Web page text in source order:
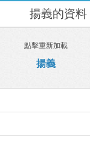
揚義的資料
點擊重新加載
揚義